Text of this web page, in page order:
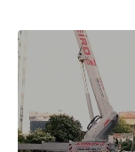
capacitadopara
cualquier punto de
más rápida allí a
Si buscas una
Proteman en
el equipo de